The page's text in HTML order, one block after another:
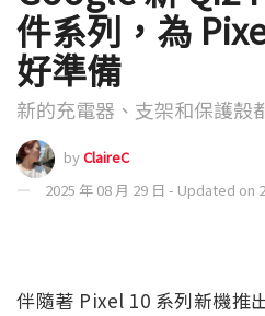
件系列，為
好準備
新的充電器、支架和保護殼
byClaireC
2025 年 08 月 29 日 - Updated on
伴隨著 Pixel 10 系列新機推